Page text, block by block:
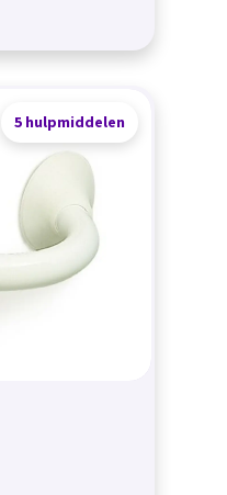
5 hulpmiddelen